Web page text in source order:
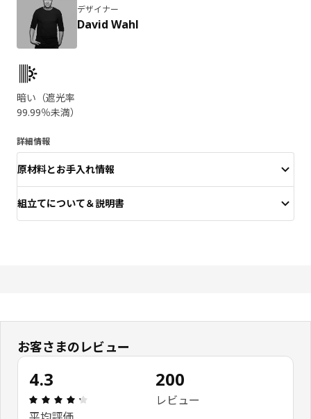
デザイナー
David Wahl
製品の特徴
暗い（遮光率
99.99％未満）
詳細情報
原材料とお手入れ情報
組立てについて＆説明書
お客さまのレビュー
4.3
レビュー: 4.3 5 星の数 総レビュー: 200
200
レビュー